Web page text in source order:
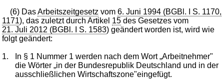
(6) DasArbeitszeitgesetz vom6. Juni 1994 (BGBl. I S. 1170,
1171), das zuletzt durch Artikel 15 des Gesetzes vom
21. Juli 2012 (BGBl. I S. 1583) geändert worden ist, wird wie
folgt geändert:
1.
In § 1 Nummer 1 werden nach dem Wort „Arbeitnehmer"
die Wörter „in der Bundesrepublik Deutschland und in der
ausschließlichen Wirtschaftszone"eingefügt.